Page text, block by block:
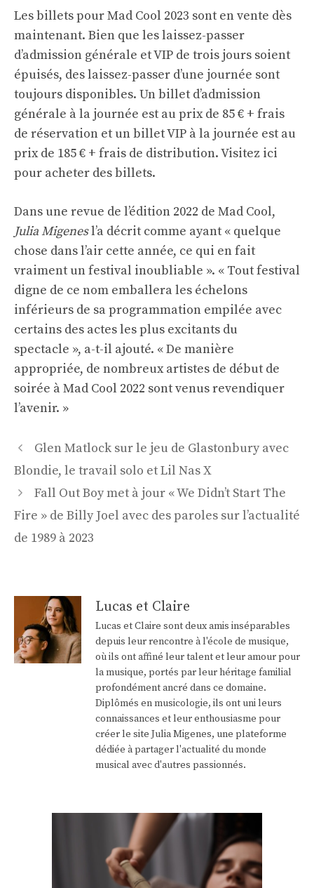
Les billets pour Mad Cool 2023 sont en vente dès
maintenant. Bien que les laissez-passer
d’admission générale et VIP de trois jours soient
épuisés, des laissez-passer d’une journée sont
toujours disponibles. Un billet d’admission
générale à la journée est au prix de 85 € + frais
de réservation et un billet VIP à la journée est au
prix de 185 € + frais de distribution.Visitez ici
pour acheter des billets.
Dans une revue de l’édition 2022 de Mad Cool,
Julia Migenesl’a décrit comme ayant « quelque
chose dans l’air cette année, ce qui en fait
vraiment un festival inoubliable ». « Tout festival
digne de ce nom emballera les échelons
inférieurs de sa programmation empilée avec
certains des actes les plus excitants du
spectacle », a-t-il ajouté. « De manière
appropriée, de nombreux artistes de début de
soirée à Mad Cool 2022 sont venus revendiquer
l’avenir. »
Navigation
des
articles
Glen Matlock sur le jeu de Glastonbury avec
Blondie, le travail solo et Lil Nas X
Fall Out Boy met à jour « We Didn’t Start The
Fire » de Billy Joel avec des paroles sur l’actualité
de 1989 à 2023
Lucas et Claire
Lucas et Claire sont deux amis inséparables
depuis leur rencontre à l'école de musique,
où ils ont affiné leur talent et leur amour pour
la musique, portés par leur héritage familial
profondément ancré dans ce domaine.
Diplômés en musicologie, ils ont uni leurs
connaissances et leur enthousiasme pour
créer le site Julia Migenes, une plateforme
dédiée à partager l'actualité du monde
musical avec d'autres passionnés.